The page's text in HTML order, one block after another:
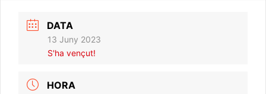
DATA
13 Juny 2023
S'ha vençut!
HORA